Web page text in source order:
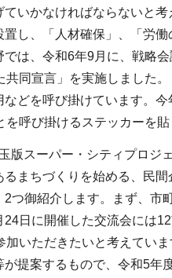
いかなければならないと
し、「人材確保」、「労
は、令和6年9月に、戦略
同宣言」を実施しました
どを呼び掛けています。
呼び掛けるステッカーを
版スーパー・シティプロジ
まちづくりを始める、民
御紹介します。まず、市
日に開催した交流会には
いただきたいと考えてい
提案するもので、令和5年